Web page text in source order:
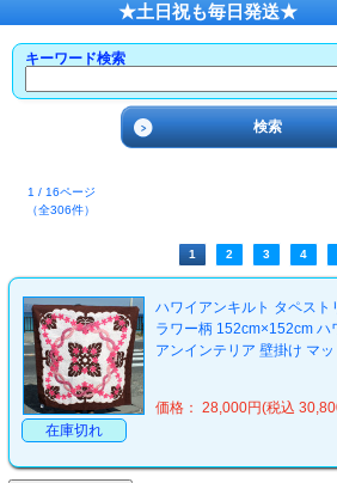
★土日祝も毎日発送★
キーワード検索
1 / 16ページ
（全306件）
1 2 3 4
ハワイアンキルト タペスト
ラワー柄 152cm×152cm ハ
アンインテリア 壁掛け マ
価格： 28,000円(税込
在庫切れ